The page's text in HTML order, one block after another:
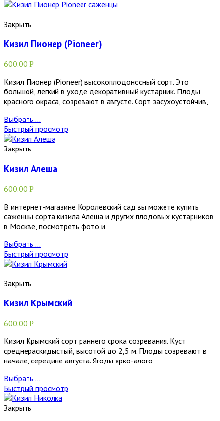
Закрыть
Кизил Пионер (Pioneer)
600.00 Р
Кизил Пионер (Pioneer) высокоплодоносный сорт. Это
большой, легкий в уходе декоративный кустарник. Плоды
красного окраса, созревают в августе. Сорт засухоустойчив,
Выбрать ...
Быстрый просмотр
Закрыть
Кизил Алеша
600.00 Р
В интернет-магазине Королевский сад вы можете купить
саженцы сорта кизила Алеша и других плодовых кустарников
в Москве, посмотреть фото и
Выбрать ...
Быстрый просмотр
Закрыть
Кизил Крымский
600.00 Р
Кизил Крымский сорт раннего срока созревания. Куст
среднераскидыстый, высотой до 2,5 м. Плоды созревают в
начале, середине августа. Ягоды ярко-алого
Выбрать ...
Быстрый просмотр
Закрыть